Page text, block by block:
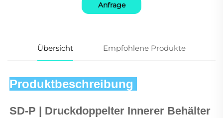
Anfrage
Übersicht Empfohlene Produkte
Produktbeschreibung
SD-P | Druckdoppelter Innerer Behälter